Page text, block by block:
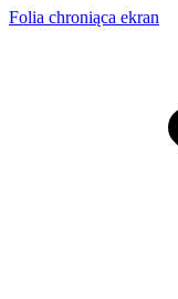
Folia chroniąca ekran